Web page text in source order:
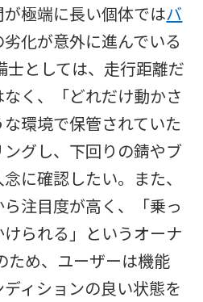
極端に長い個体ではバ
化が意外に進んでいる
士としては、走行距離だ
く、「どれだけ動かさ
環境で保管されていた
グし、下回りの錆やブ
に確認したい。また、
注目度が高く、「乗っ
られる」というオーナ
ため、ユーザーは機能
ィションの良い状態を